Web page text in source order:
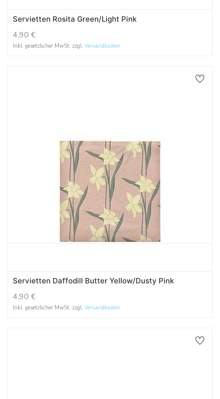
Servietten Rosita Green/Light Pink
4,90 €
Inkl. gesetzlicher MwSt. zzgl. Versandkosten
Servietten Daffodill Butter Yellow/Dusty Pink
4,90 €
Inkl. gesetzlicher MwSt. zzgl. Versandkosten